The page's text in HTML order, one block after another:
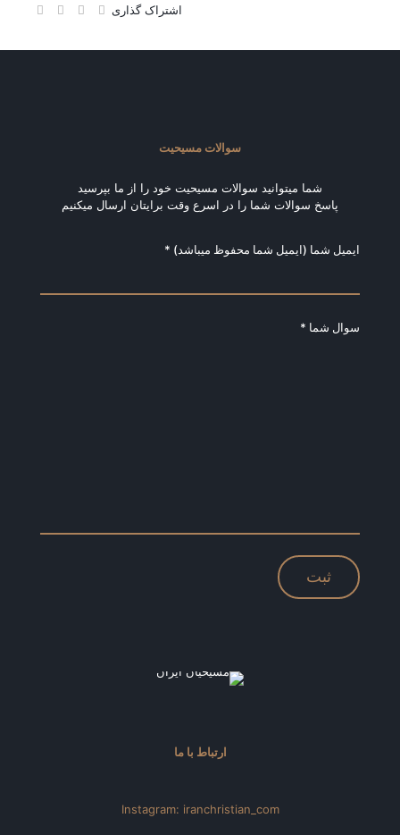
اشتراک گذاری
سوالات مسیحیت
شما میتوانید سوالات مسیحیت خود را از ما بپرسید
پاسخ سوالات شما را در اسرع وقت برایتان ارسال میکنیم
ایمیل شما (ایمیل شما محفوظ میباشد) *
سوال شما *
ارتباط با ما
Instagram: iranchristian_com